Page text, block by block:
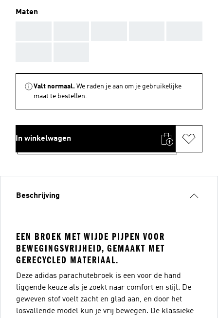
Maten
Valt normaal. We raden je aan om je gebruikelijke
maat te bestellen.
In winkelwagen
Beschrijving
EEN BROEK MET WIJDE PIJPEN VOOR
BEWEGINGSVRIJHEID, GEMAAKT MET
GERECYCLED MATERIAAL.
Deze adidas parachutebroek is een voor de hand
liggende keuze als je zoekt naar comfort en stijl. De
geweven stof voelt zacht en glad aan, en door het
losvallende model kun je vrij bewegen. De klassieke